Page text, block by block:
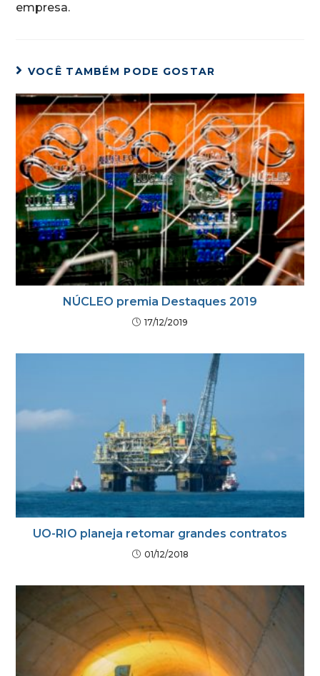
empresa.
VOCÊ TAMBÉM PODE GOSTAR
NÚCLEO premia Destaques 2019
17/12/2019
UO-RIO planeja retomar grandes contratos
01/12/2018